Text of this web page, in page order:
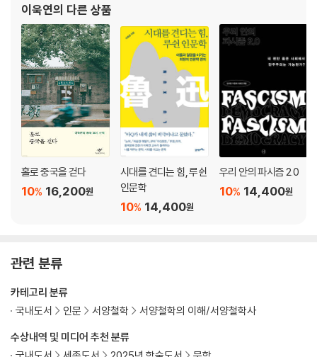
2. 1949년 이전 아Q의 상징
3. 1949년 이후 마오 시대 아Q의 상징
4. 문화적 기억을 넘어서
4장. 「아Q정전」 속 등급질서와 아Q의 혁명 - 왕후이의 「아Q정전」 해석
에 대한 비판적 검토를 겸하여
1. 머리말
2. 왕후이의 아Q와 아Q 혁명의 이중성 논리
3. 등급질서 이데올로기와 아Q, 그리고 혁명
4. 아Q강박증의 의미
5장. 「애도(傷逝)」와 기억과 망각의 서사
2. 두 쥐앤성과 후회
3. ‘새로운 삶’과 기억, 망각
6장. 미신, 혹은 종교적 심리와 실존 - 「복을 비는 제사(祝福)」 재해석
1. 소설 속 화자 곤혹감의 의미
풀어내는 책을 쓰고 있다. 고려대학교 중문과를 졸업하고 동대
이욱연의 다른 상품
홀로 중국을 걷다
16,200원
10%
시대를 견디는 힘, 루쉰
인문학
14,400원
10%
우리 안의 파시즘 2.0
14,400원
10%
관련 분류
수상내역 및 미디어 추천 분류
카테고리 분류
국내도서
인문 서양철학 서양철학의 이해/서양철학사